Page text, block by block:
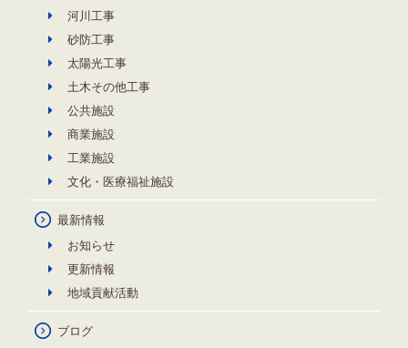
河川工事
砂防工事
太陽光工事
土木その他工事
公共施設
商業施設
工業施設
文化・医療福祉施設
最新情報
お知らせ
更新情報
地域貢献活動
ブログ